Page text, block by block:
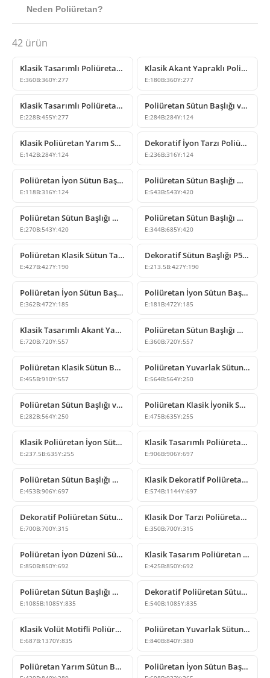
Neden Poliüretan?
42 ürün
Klasik Tasarımlı Poliüretan Sütun Başlığı Modelleri
E:360B:360Y:277
Klasik Akant Yapraklı Poliüretan Sütun Başlığı
E:180B:360Y:277
Klasik Tasarımlı Poliüretan Sütun Başlığı Modeli
E:228B:455Y:277
Poliüretan Sütun Başlığı ve Kaide Tasarımı
E:284B:284Y:124
Klasik Poliüretan Yarım Sütun Başlığı Modelleri
E:142B:284Y:124
Dekoratif İyon Tarzı Poliüretan Sütun Başlığı Modeli
E:236B:316Y:124
Poliüretan İyon Sütun Başlığı Modeli
E:118B:316Y:124
Poliüretan Sütun Başlığı Modelleri ve Tasarımları
E:543B:543Y:420
Poliüretan Sütun Başlığı Modelleri ve Klasik Dekor Tasarımları
E:270B:543Y:420
Poliüretan Sütun Başlığı Modelleri
E:344B:685Y:420
Poliüretan Klasik Sütun Tabanı ve Başlığı Modeli
E:427B:427Y:190
Dekoratif Sütun Başlığı P5230D50
E:213.5B:427Y:190
Poliüretan İyon Sütun Başlığı Modeli
E:362B:472Y:185
Poliüretan İyon Sütun Başlığı Modeli
E:181 B:472Y:185
Klasik Tasarımlı Akant Yapraklı Poliüretan Sütun Başlığı
E:720B:720Y:557
Poliüretan Sütun Başlığı Modelleri
E:360B:720Y:557
Poliüretan Klasik Sütun Başlığı Modelleri ve Çeşitleri
E:455B:910Y:557
Poliüretan Yuvarlak Sütun Başlığı ve Kaide Modeli
E:564B:564Y:250
Poliüretan Sütun Başlığı ve Kaide Modeli
E:282B:564Y:250
Poliüretan Klasik İyonik Sütun Başlığı Modelleri
E:475B:635Y:255
Klasik Poliüretan İyon Sütun Başlığı Modelleri
E:237.5B:635Y:255
Klasik Tasarımlı Poliüretan Sütun Başlığı Modelleri
E:906B:906Y:697
Poliüretan Sütun Başlığı Modelleri ve Tasarımları
E:453B:906Y:697
Klasik Dekoratif Poliüretan Sütun Başlığı Modelleri
E:574B:1144Y:697
Dekoratif Poliüretan Sütun Başlığı ve Altlığı Tasarımları
E:700B:700Y:315
Klasik Dor Tarzı Poliüretan Yarım Sütun Başlığı
E:350B:700Y:315
Poliüretan İyon Düzeni Sütun Başlığı ve Sütun Üstü Dekorları
E:850B:850Y:692
Klasik Tasarım Poliüretan İyon Sütun Başlığı Çeşitleri
E:425B:850Y:692
Poliüretan Sütun Başlığı Modelleri P5260C
E:1085B:1085Y:835
Dekoratif Poliüretan Sütun Başlığı Modelleri
E:540B:1085Y:835
Klasik Volüt Motifli Poliüretan Sütun Başlığı Modeli
E:687B:1370Y:835
Poliüretan Yuvarlak Sütun Başlığı ve Kaide Tasarımları
E:840B:840Y:380
Poliüretan Yarım Sütun Başlığı ve Kaidesi Modeli Poliüretan İyon Sütun Başlığı Modelleri ve Fiyatları